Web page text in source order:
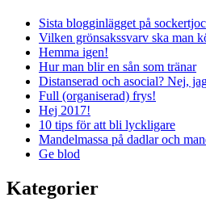
Sista blogginlägget på
Vilken grönsakssvarv ska man
Hemma igen!
Hur man blir en sån som tränar
Distanserad och asocial? Nej,
Full (organiserad) frys!
Hej 2017!
10 tips för att bli lyckligare
Mandelmassa på dadlar och
Ge blod
Kategorier